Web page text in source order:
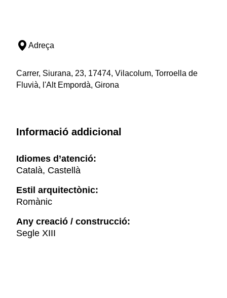
Adreça
Carrer, Siurana, 23, 17474, Vilacolum, Torroella de
Fluvià, l'Alt Empordà, Girona
Informació addicional
Idiomes d’atenció:
Català, Castellà
Estil arquitectònic:
Romànic
Any creació / construcció:
Segle XIII